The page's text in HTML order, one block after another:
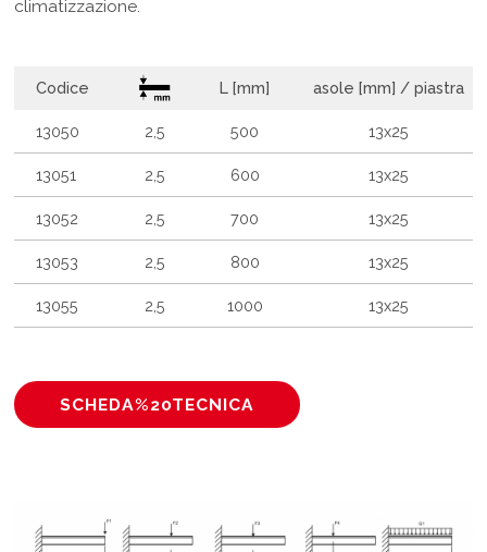
climatizzazione.
Codice L [mm] asole [mm] / piastra
13050 2,5 500 13x25
13051 2,5 600 13x25
13052 2,5 700 13x25
13053 2,5 800 13x25
13055 2,5 1000 13x25
SCHEDA%20TECNICA